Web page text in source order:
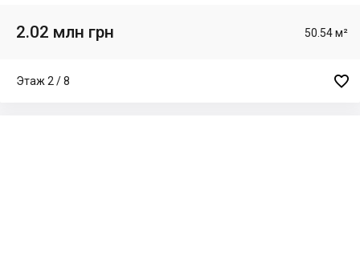
2.02 млн грн 50.54 м²
Этаж 2 / 8 